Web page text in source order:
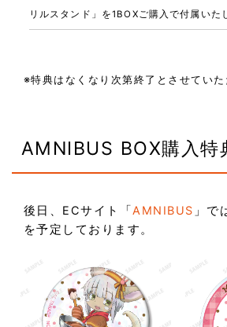
リルスタンド」を1BOXご購入で付属いた
※特典はなくなり次第終了とさせていた
AMNIBUS BOX購入特
後日、ECサイト「AMNIBUS 」で
を予定しております。